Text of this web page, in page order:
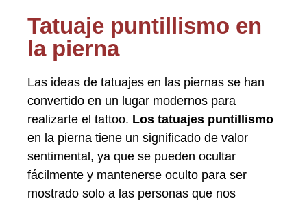
Tatuaje puntillismo en
la pierna
Las ideas de tatuajes en las piernas se han
convertido en un lugar modernos para
realizarte el tattoo. Los tatuajes puntillismo
en la pierna tiene un significado de valor
sentimental, ya que se pueden ocultar
fácilmente y mantenerse oculto para ser
mostrado solo a las personas que nos